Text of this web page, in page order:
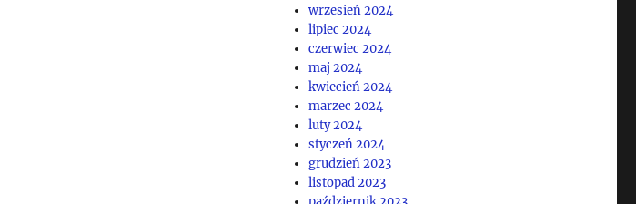
wrzesień 2024
lipiec 2024
czerwiec 2024
maj 2024
kwiecień 2024
marzec 2024
luty 2024
styczeń 2024
grudzień 2023
listopad 2023